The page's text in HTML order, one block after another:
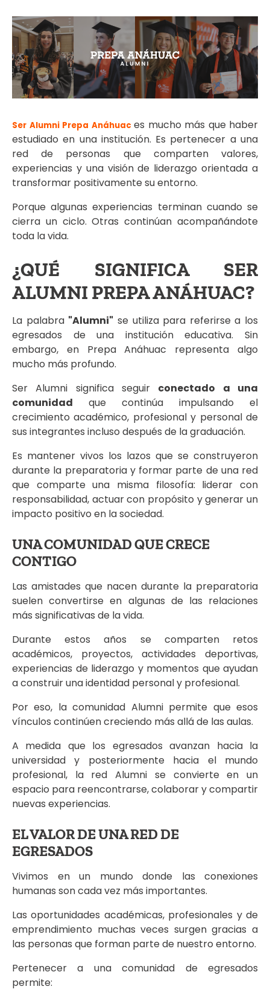
Ser Alumni Prepa Anáhuac es mucho más que haber
estudiado en una institución. Es pertenecer a una
red de personas que comparten valores,
experiencias y una visión de liderazgo orientada a
transformar positivamente su entorno.
Porque algunas experiencias terminan cuando se
cierra un ciclo. Otras continúan acompañándote
toda la vida.
¿QUÉ SIGNIFICA SER
ALUMNI PREPA ANÁHUAC?
La palabra "Alumni" se utiliza para referirse a los
egresados de una institución educativa. Sin
embargo, en Prepa Anáhuac representa algo
mucho más profundo.
Ser Alumni significa seguir conectado a una
comunidad que continúa impulsando el
crecimiento académico, profesional y personal de
sus integrantes incluso después de la graduación.
Es mantener vivos los lazos que se construyeron
durante la preparatoria y formar parte de una red
que comparte una misma filosofía: liderar con
responsabilidad, actuar con propósito y generar un
impacto positivo en la sociedad.
UNA COMUNIDAD QUE CRECE
CONTIGO
Las amistades que nacen durante la preparatoria
suelen convertirse en algunas de las relaciones
más significativas de la vida.
Durante estos años se comparten retos
académicos, proyectos, actividades deportivas,
experiencias de liderazgo y momentos que ayudan
a construir una identidad personal y profesional.
Por eso, la comunidad Alumni permite que esos
vínculos continúen creciendo más allá de las aulas.
A medida que los egresados avanzan hacia la
universidad y posteriormente hacia el mundo
profesional, la red Alumni se convierte en un
espacio para reencontrarse, colaborar y compartir
nuevas experiencias.
EL VALOR DE UNA RED DE
EGRESADOS
Vivimos en un mundo donde las conexiones
humanas son cada vez más importantes.
Las oportunidades académicas, profesionales y de
emprendimiento muchas veces surgen gracias a
las personas que forman parte de nuestro entorno.
Pertenecer a una comunidad de egresados
permite: